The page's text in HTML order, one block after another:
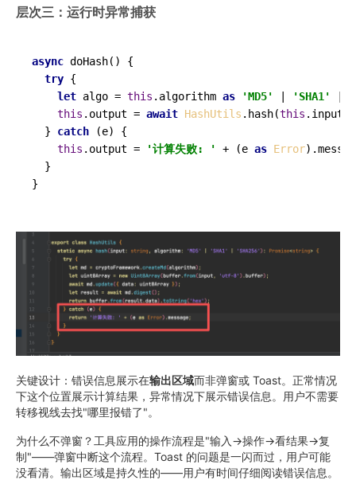
层次三：运行时异常捕获
async doHash( ) {
try {
let algo = this . algorithm as 'MD5' 'SHA1'
this . output = await HashUtils . hash(this . input
  }
catch (e) {
this . output = '计算失败: ' + (e as Error).
  }
关键设计：错误信息展示在输出区域而非弹窗或 Toast。正常情况
下这个位置展示计算结果，异常情况下展示错误信息。用户不需要
转移视线去找"哪里报错了"。
为什么不弹窗？工具应用的操作流程是"输入→操作→看结果→复
制"——弹窗中断这个流程。Toast 的问题是一闪而过，用户可能
没看清。输出区域是持久性的——用户有时间仔细阅读错误信息。